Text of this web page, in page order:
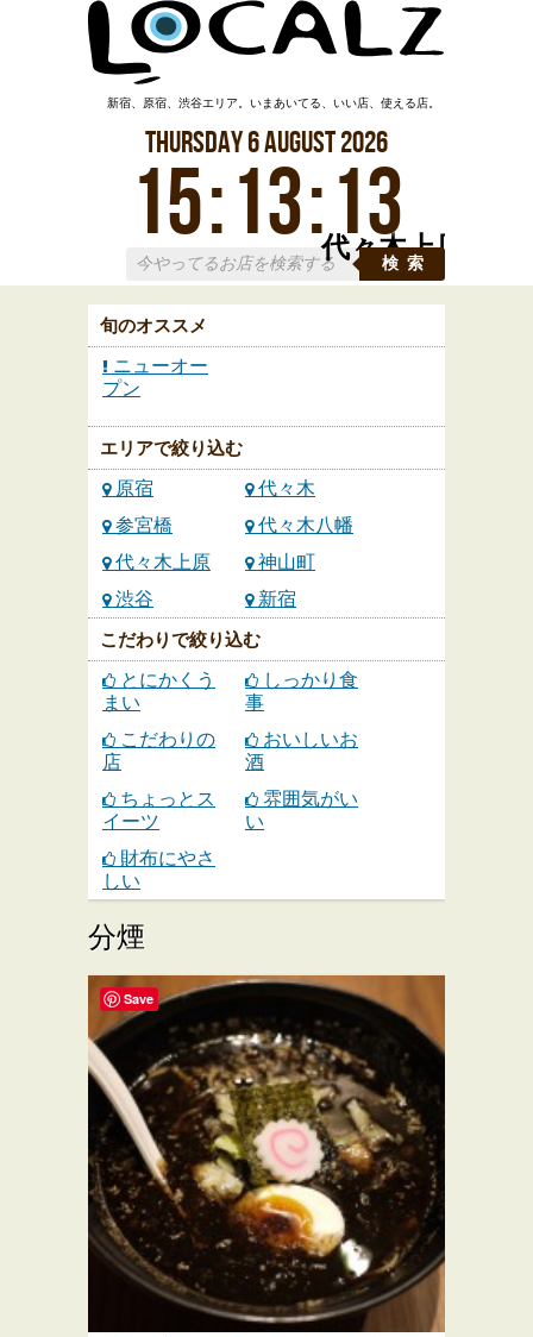
代々木上原
新宿、原宿、渋谷エリア。いまあいてる、いい店、使える店。
Thursday6August2026
15:13:14
検索
旬のオススメ
ニューオー
プン
エリアで絞り込む
原宿
代々木
参宮橋
代々木八幡
代々木上原
神山町
渋谷
新宿
こだわりで絞り込む
とにかくう
まい
しっかり食
事
こだわりの
店
おいしいお
酒
ちょっとス
イーツ
雰囲気がい
い
財布にやさ
しい
分煙
Save